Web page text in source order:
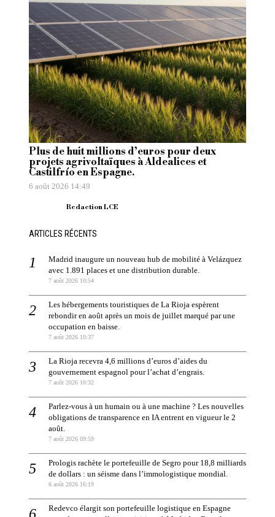
Plus de huit millions d’euros pour deux
projets agrivoltaïques à Aldealices et
Castilfrío en Espagne.
6 août 2026 14:49
Redaction LCE
ARTICLES RÉCENTS
Madrid inaugure un nouveau hub de mobilité à Velázquez
avec 1.891 places et une distribution durable.
7 août 2026 10:54
Les hébergements touristiques de La Rioja espèrent
rebondir en août après un mois de juillet marqué par une
occupation en baisse.
7 août 2026 10:37
La Rioja recevra 4,6 millions d’euros d’aides du
gouvernement espagnol pour l’achat d’engrais.
7 août 2026 10:32
Parlez-vous à un humain ou à une machine ? Les nouvelles
obligations de transparence en IA entrent en vigueur le 2
août.
7 août 2026 09:59
Prologis rachète le portefeuille de Segro pour 18,8 milliards
de dollars : un séisme dans l’immologistique mondial.
6 août 2026 16:19
Redevco élargit son portefeuille logistique en Espagne